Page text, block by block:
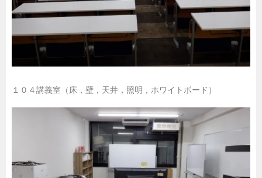
１０４講義室（床，壁，天井，照明，ホワイトボード）